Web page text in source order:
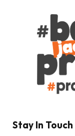
Stay In Touch